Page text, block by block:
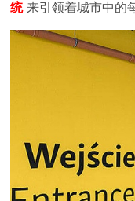
统 来引领着城市中的